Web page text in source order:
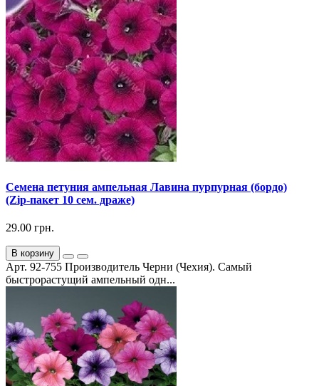
Семена петуния ампельная Лавина пурпурная (бордо)
(Zip-пакет 10 сем. драже)
29.00 грн.
В корзину
Арт. 92-755 Производитель Черни (Чехия). Самый
быстрорастущий ампельный одн...